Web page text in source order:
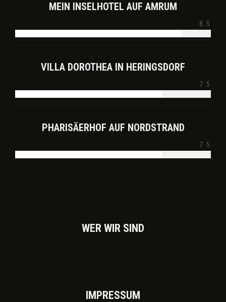
MEIN INSELHOTEL AUF AMRUM
8.5
VILLA DOROTHEA IN HERINGSDORF
7.5
PHARISÄERHOF AUF NORDSTRAND
7.5
WER WIR SIND
IMPRES­SUM